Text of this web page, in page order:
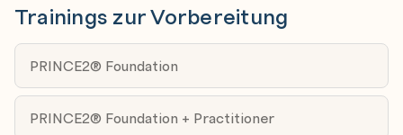
Trainings zur Vorbereitung
PRINCE2® Foundation
PRINCE2® Foundation + Practitioner